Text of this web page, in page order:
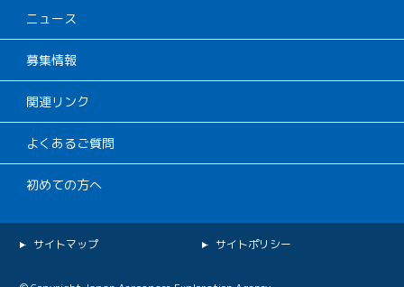
ニュース
募集情報
関連リンク
よくあるご質問
初めての方へ
サイトマップ サイトポリシー